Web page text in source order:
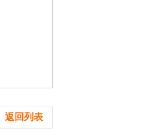
返回列表